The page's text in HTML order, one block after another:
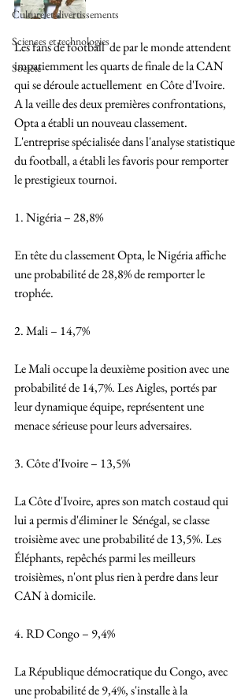
Culture et divertissements
Sciences et technologies
Société
Les fans de football  de par le monde attendent
impatiemment les quarts de finale de la CAN
qui se déroule actuellement  en Côte d'Ivoire.
A la veille des deux premières confrontations,
Opta a établi un nouveau classement.
L'entreprise spécialisée dans l'analyse statistique
du football, a établi les favoris pour remporter
le prestigieux tournoi.
1. Nigéria – 28,8%
En tête du classement Opta, le Nigéria affiche
une probabilité de 28,8% de remporter le
trophée.
2. Mali – 14,7%
Le Mali occupe la deuxième position avec une
probabilité de 14,7%. Les Aigles, portés par
leur dynamique équipe, représentent une
menace sérieuse pour leurs adversaires.
3. Côte d'Ivoire – 13,5%
La Côte d'Ivoire, apres son match costaud qui
lui a permis d'éliminer le  Sénégal, se classe
troisième avec une probabilité de 13,5%. Les
Éléphants, repêchés parmi les meilleurs
troisièmes, n'ont plus rien à perdre dans leur
CAN à domicile.
4. RD Congo – 9,4%
La République démocratique du Congo, avec
une probabilité de 9,4%, s'installe à la